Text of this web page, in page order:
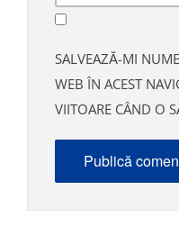
SALVEAZĂ-MI
WEB ÎN ACEST
VIITOARE CÂND O